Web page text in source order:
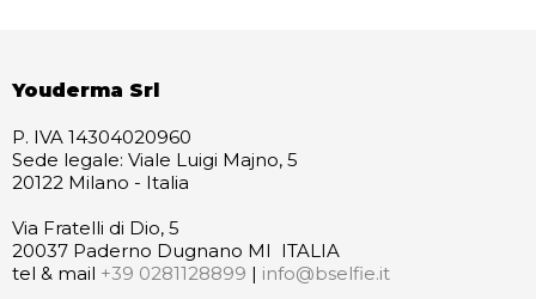
Youderma Srl
P. IVA 14304020960
Sede legale: Viale Luigi Majno, 5
20122 Milano - Italia
Via Fratelli di Dio, 5
20037 Paderno Dugnano MI ITALIA
tel & mail +39 0281128899 | info@bselfie.it